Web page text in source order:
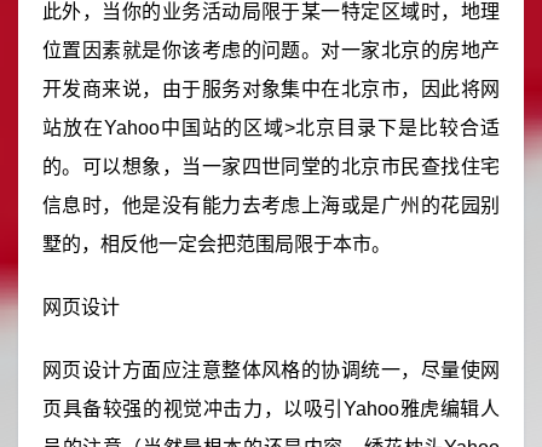
此外，当你的业务活动局限于某一特定区域时，地理
位置因素就是你该考虑的问题。对一家北京的房地产
开发商来说，由于服务对象集中在北京市，因此将网
站放在Yahoo中国站的区域>北京目录下是比较合适
的。可以想象，当一家四世同堂的北京市民查找住宅
信息时，他是没有能力去考虑上海或是广州的花园别
墅的，相反他一定会把范围局限于本市。
网页设计
网页设计方面应注意整体风格的协调统一，尽量使网
页具备较强的视觉冲击力，以吸引Yahoo雅虎编辑人